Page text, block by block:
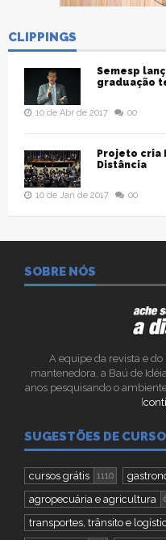
CLIPPINGS
Semesp
graduação
10 de Abr de 2017 00
Projeto cria
Distância
10 de Jan de 2017 00
SOBRE NÓS
A equipe da revista e
mantenedora, a Baú de
anos pesquisando o
[
SUGESTÕES DE
cursos grátis 1110
agropecuária e agricultura
transportes, trânsito e